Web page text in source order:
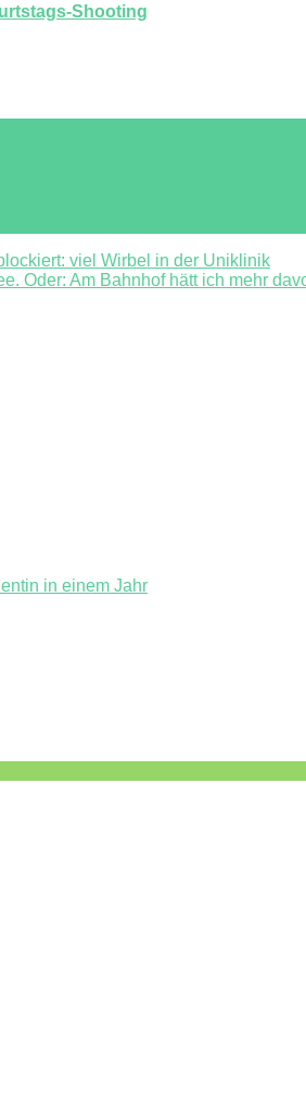
Shooting
viel Wirbel in der Uniklinik
Oder: Am Bahnhof hätt ich mehr
in einem Jahr